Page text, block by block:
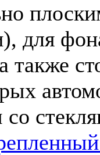
для
также